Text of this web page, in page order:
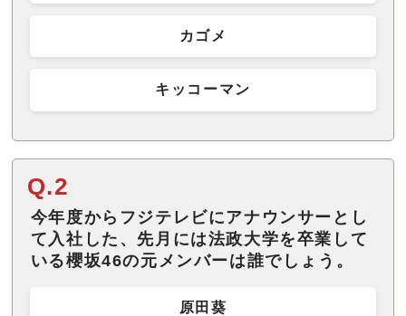
カゴメ
キッコーマン
Q.2
今年度からフジテレビにアナウンサーとし
て入社した、先月には法政大学を卒業して
いる櫻坂46の元メンバーは誰でしょう。
原田葵